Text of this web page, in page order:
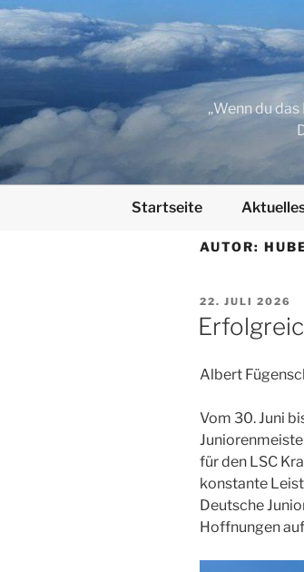
Zum
Inhalt
springen
„Wenn du
Startseite
AUTOR:
AM
22. JULI 2026
Albert
Vom 30. Juni
für den LSC
konstante
Deutsche
Hoffnungen